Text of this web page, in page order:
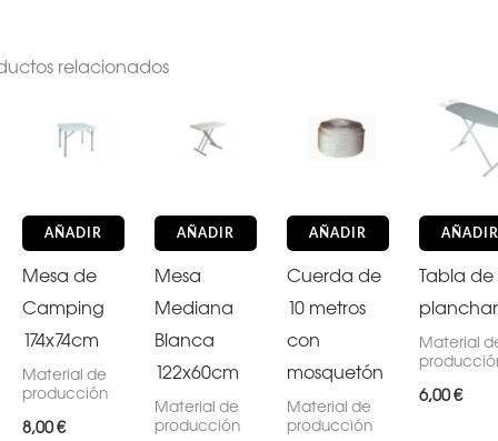
relacionados
AÑADIR
Mesa de
Camping
174x74cm
Material de
producción
8,00€
AÑADIR
Mesa
Mediana
Blanca
122x60cm
Material de
producción
AÑADIR
Cuerda de
10 metros
con
mosquetón
Material de
producción
AÑADIR
Tabla de
planchar
Material
6,00€